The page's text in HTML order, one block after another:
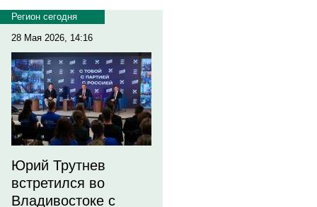
Регион сегодня
28 Мая 2026, 14:16
Юрий Трутнев
встретился во
Владивостоке с